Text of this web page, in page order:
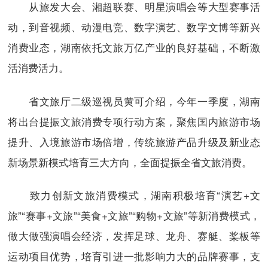
从旅发大会、湘超联赛、明星演唱会等大型赛事活
动，到音视频、动漫电竞、数字演艺、数字文博等新兴
消费业态，湖南依托文旅万亿产业的良好基础，不断激
活消费活力。
省文旅厅二级巡视员黄可介绍，今年一季度，湖南
将出台提振文旅消费专项行动方案，聚焦国内旅游市场
提升、入境旅游市场倍增，传统旅游产品升级及新业态
新场景新模式培育三大方向，全面提振全省文旅消费。
致力创新文旅消费模式，湖南积极培育“演艺+文
旅”“赛事+文旅”“美食+文旅”“购物+文旅”等新消费模式，
做大做强演唱会经济，发挥足球、龙舟、赛艇、桨板等
运动项目优势，培育引进一批影响力大的品牌赛事，支